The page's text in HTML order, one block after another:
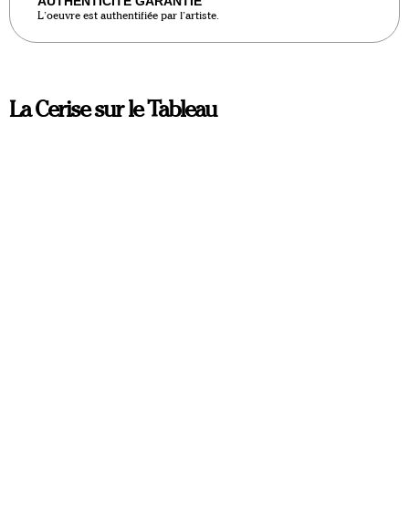
L’oeuvre est authentifiée par l’artiste.
La Cerise sur le Tableau